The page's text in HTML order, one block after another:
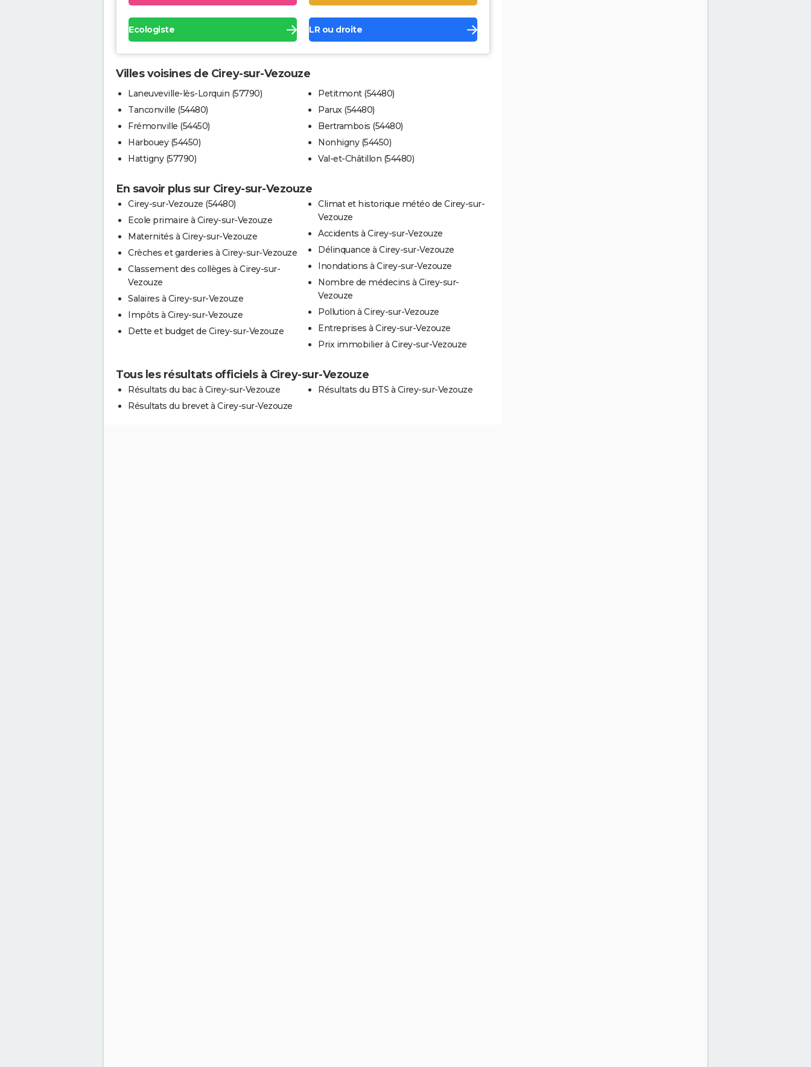
Ecologiste LR ou droite
Villes voisines de Cirey-sur-Vezouze
Laneuveville-lès-Lorquin (57790)
Tanconville (54480)
Frémonville (54450)
Harbouey (54450)
Hattigny (57790)
Petitmont (54480)
Parux (54480)
Bertrambois (54480)
Nonhigny (54450)
Val-et-Châtillon (54480)
En savoir plus sur Cirey-sur-Vezouze
Cirey-sur-Vezouze (54480)
Ecole primaire à Cirey-sur-Vezouze
Maternités à Cirey-sur-Vezouze
Crèches et garderies à Cirey-sur-Vezouze
Classement des collèges à Cirey-sur-
Vezouze
Salaires à Cirey-sur-Vezouze
Impôts à Cirey-sur-Vezouze
Dette et budget de Cirey-sur-Vezouze
Climat et historique météo de Cirey-sur-
Vezouze
Accidents à Cirey-sur-Vezouze
Délinquance à Cirey-sur-Vezouze
Inondations à Cirey-sur-Vezouze
Nombre de médecins à Cirey-sur-
Vezouze
Pollution à Cirey-sur-Vezouze
Entreprises à Cirey-sur-Vezouze
Prix immobilier à Cirey-sur-Vezouze
Tous les résultats officiels à Cirey-sur-Vezouze
Résultats du bac à Cirey-sur-Vezouze
Résultats du brevet à Cirey-sur-Vezouze
Résultats du BTS à Cirey-sur-Vezouze